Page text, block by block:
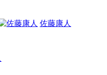
佐藤康人